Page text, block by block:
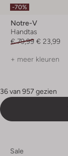
-70%
Notre-V
Handtas
€ 79,99 € 23,99
+ meer kleuren
36 van 957 gezien
Sale